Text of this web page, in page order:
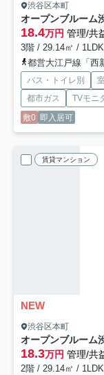
渋谷区本町
オープンブルーム
18.4万円 管理/共
3階 / 29.14㎡ /
都営大江戸線「西
バス・トイレ別
都市ガス
TVモニ
敷0 即入居可
賃貸マンション
NEW
渋谷区本町
オープンブルーム
18.3万円 管理/共
2階 / 29.14㎡ /